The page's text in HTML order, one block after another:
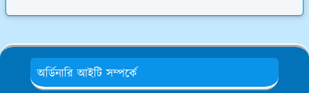
অর্ডিনারি আইটি সম্পর্কে